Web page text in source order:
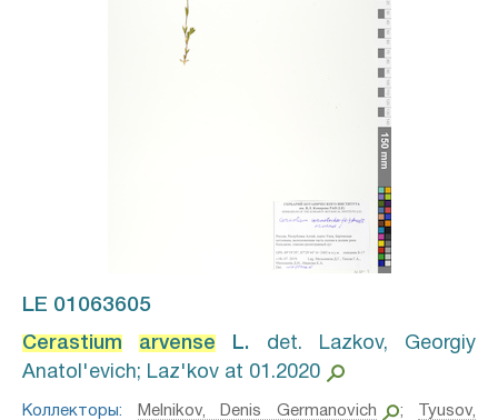
LE 01063605
Cerastium arvense L.⁣
det. Lazkov, Georgiy
Anatol'evich; Laz'kov at 01.2020
Коллекторы: Melnikov, Denis Germanovich ;
Tyusov,